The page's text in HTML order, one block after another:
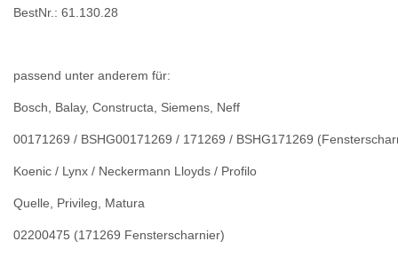
BestNr.: 61.130.28
passend unter anderem für:
Bosch, Balay, Constructa, Siemens, Neff
00171269 / BSHG00171269 / 171269 / BSHG171269
Koenic / Lynx / Neckermann Lloyds / Profilo
Quelle, Privileg, Matura
02200475 (171269 Fensterscharnier)